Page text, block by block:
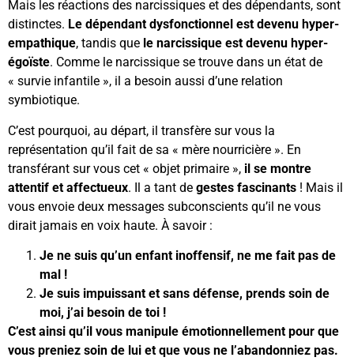
Mais les réactions des narcissiques et des dépendants, sont
distinctes. Le dépendant dysfonctionnel est devenu hyper-
empathique, tandis que le narcissique est devenu hyper-
égoïste. Comme le narcissique se trouve dans un état de
« survie infantile », il a besoin aussi d’une relation
symbiotique.
C’est pourquoi, au départ, il transfère sur vous la
représentation qu’il fait de sa « mère nourricière ». En
transférant sur vous cet « objet primaire », il se montre
attentif et affectueux. Il a tant de gestes fascinants ! Mais il
vous envoie deux messages subconscients qu’il ne vous
dirait jamais en voix haute. À savoir :
Je ne suis qu’un enfant inoffensif, ne me fait pas de
mal !
Je suis impuissant et sans défense, prends soin de
moi, j’ai besoin de toi !
C’est ainsi qu’il vous manipule émotionnellement pour que
vous preniez soin de lui et que vous ne l’abandonniez pas.